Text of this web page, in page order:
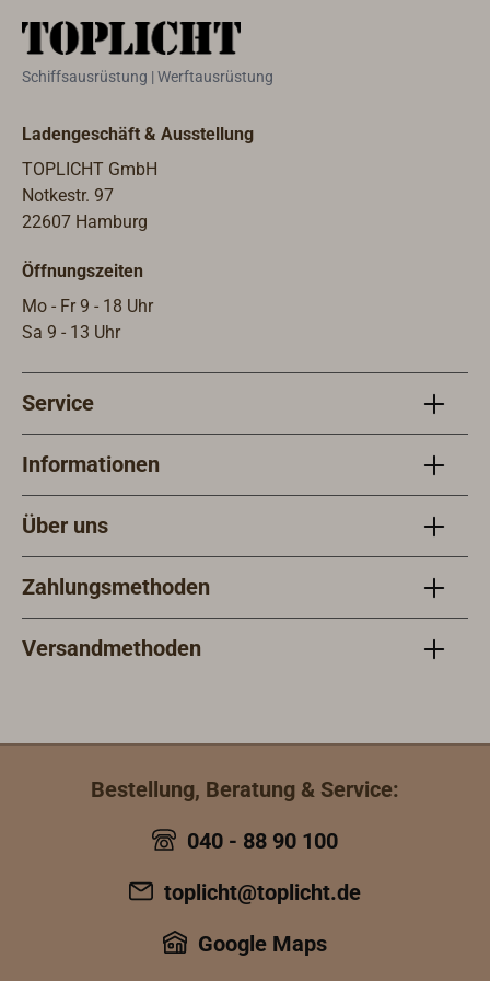
Schiffsausrüstung | Werftausrüstung
Ladengeschäft & Ausstellung
TOPLICHT GmbH
Notkestr. 97
22607 Hamburg
Öffnungszeiten
Mo - Fr 9 - 18 Uhr
Sa 9 - 13 Uhr
Service
Informationen
Über uns
Zahlungsmethoden
Versandmethoden
Bestellung, Beratung & Service:
040 - 88 90 100
toplicht@toplicht.de
Google Maps